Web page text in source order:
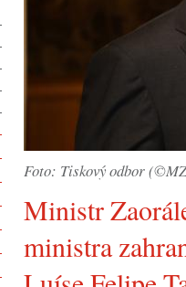
Foto: Tiskový odbor
Ministr
ministra